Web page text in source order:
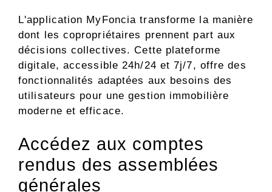
L'application MyFoncia transforme la manière
dont les copropriétaires prennent part aux
décisions collectives. Cette plateforme
digitale, accessible 24h/24 et 7j/7, offre des
fonctionnalités adaptées aux besoins des
utilisateurs pour une gestion immobilière
moderne et efficace.
Accédez aux comptes
rendus des assemblées
générales